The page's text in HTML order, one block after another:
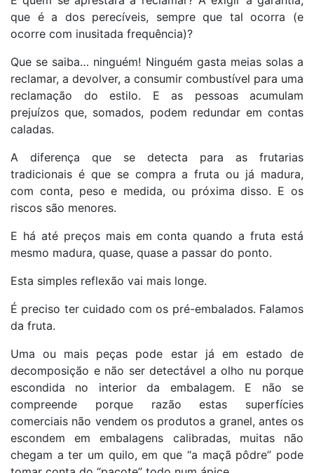
que é a dos perecíveis, sempre que tal ocorra (e
ocorre com inusitada frequência)?
Que se saiba… ninguém! Ninguém gasta meias solas a
reclamar, a devolver, a consumir combustível para uma
reclamação do estilo. E as pessoas acumulam
prejuízos que, somados, podem redundar em contas
caladas.
A diferença que se detecta para as frutarias
tradicionais é que se compra a fruta ou já madura,
com conta, peso e medida, ou próxima disso. E os
riscos são menores.
E há até preços mais em conta quando a fruta está
mesmo madura, quase, quase a passar do ponto.
Esta simples reflexão vai mais longe.
É preciso ter cuidado com os pré-embalados. Falamos
da fruta.
Uma ou mais peças pode estar já em estado de
decomposição e não ser detectável a olho nu porque
escondida no interior da embalagem. E não se
compreende porque razão estas superfícies
comerciais não vendem os produtos a granel, antes os
escondem em embalagens calibradas, muitas não
chegam a ter um quilo, em que “a maçã pôdre” pode